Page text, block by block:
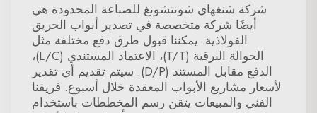
شركة شنغهاي شونتشونغ للصناعة المحدودة هي
أيضًا شركة متخصصة في تصدير أبواب الحريق
الفولاذية. يمكننا قبول طرق دفع مختلفة مثل
الحوالة البرقية (T/T)، الاعتماد المستندي (L/C)،
الدفع مقابل المستند (D/P). سيتم تقديم أي تقدير
لأسعار مشاريع الأبواب المعقدة خلال أسبوع. فريقنا
الفني والمبيعات يتقن رسم المخططات باستخدام